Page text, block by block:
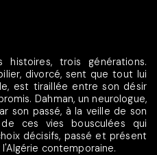
histoires, trois générations.
divorcé, sent que tout lui
est tiraillée entre son désir
Dahman, un neurologue,
son passé, à la veille de son
ces vies bousculées qui
décisifs, passé et présent
contemporaine.